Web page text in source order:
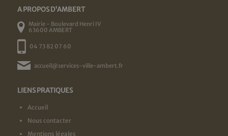
A PROPOS D'AMBERT
Mairie - Boulevard Henri IV
63600 AMBERT
04 73 82 07 60
accueil@services-ville-ambert.fr
LIENS PRATIQUES
Accueil
Nous contacter
Mentions légales